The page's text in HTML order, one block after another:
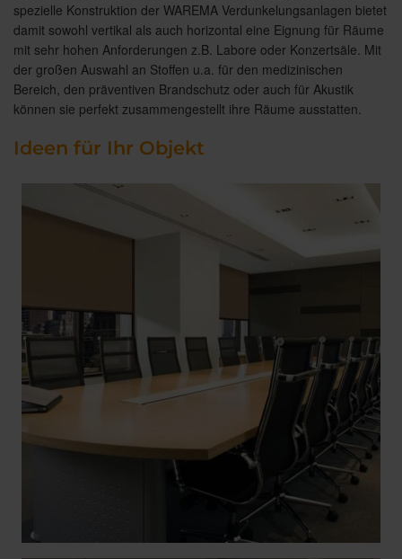
spezielle Konstruktion der WAREMA Verdunkelungsanlagen bietet
damit sowohl vertikal als auch horizontal eine Eignung für Räume
mit sehr hohen Anforderungen z.B. Labore oder Konzertsäle. Mit
der großen Auswahl an Stoffen u.a. für den medizinischen
Bereich, den präventiven Brandschutz oder auch für Akustik
können sie perfekt zusammengestellt ihre Räume ausstatten.
Ideen für Ihr Objekt